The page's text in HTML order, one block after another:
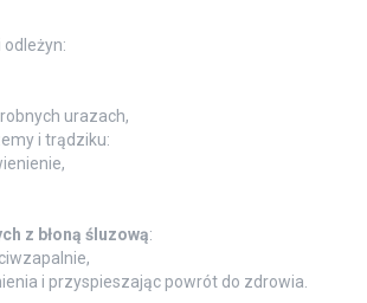
urazach,
i trądziku:
z błoną śluzową:
i przyspieszając powrót do zdrowia.